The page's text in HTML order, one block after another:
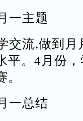
一主题
流,做到月
平。4月份
一总结